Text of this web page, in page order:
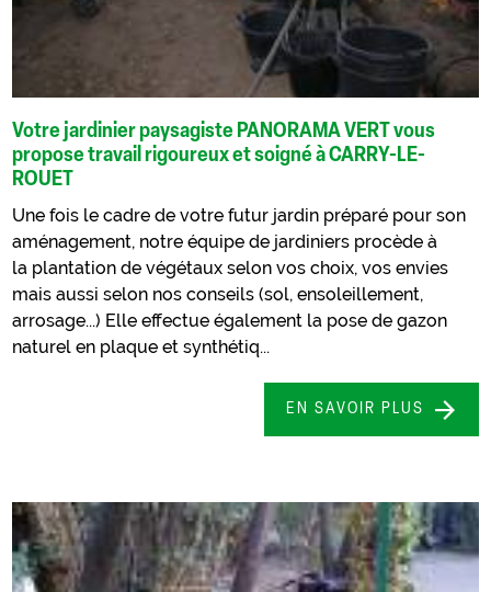
Votre jardinier paysagiste PANORAMA VERT vous
propose travail rigoureux et soigné à CARRY-LE-
ROUET
Une fois le cadre de votre futur jardin préparé pour son
aménagement, notre équipe de jardiniers procède à
la plantation de végétaux selon vos choix, vos envies
mais aussi selon nos conseils (sol, ensoleillement,
arrosage...) Elle effectue également la pose de gazon
naturel en plaque et synthétiq...
EN SAVOIR PLUS